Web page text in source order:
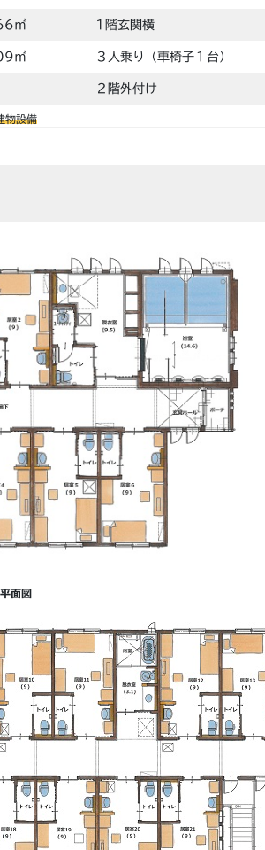
㎡ 1階玄関横
㎡ ３人乗り（車椅子１台）
２階外付け
物設備
面図